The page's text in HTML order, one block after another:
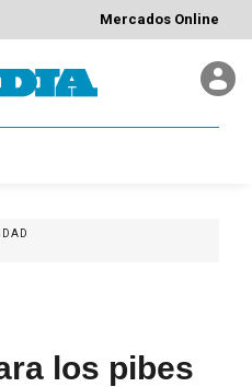
Mercados Online
los pibes